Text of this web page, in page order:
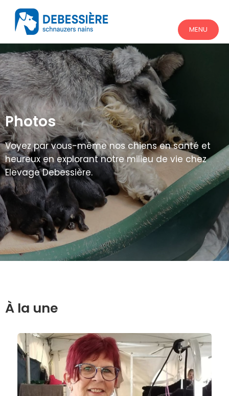
MENU
Photos
Voyez par vous-même nos chiens en santé et
heureux en explorant notre milieu de vie chez
Elevage Debessière.
À la une